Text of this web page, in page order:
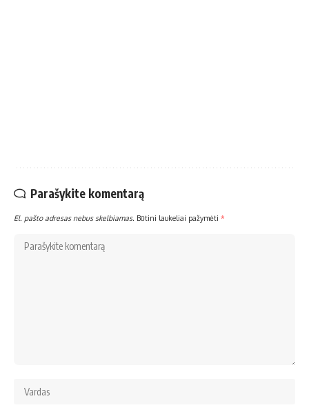
Parašykite komentarą
El. pašto adresas nebus skelbiamas. Būtini laukeliai pažymėti *